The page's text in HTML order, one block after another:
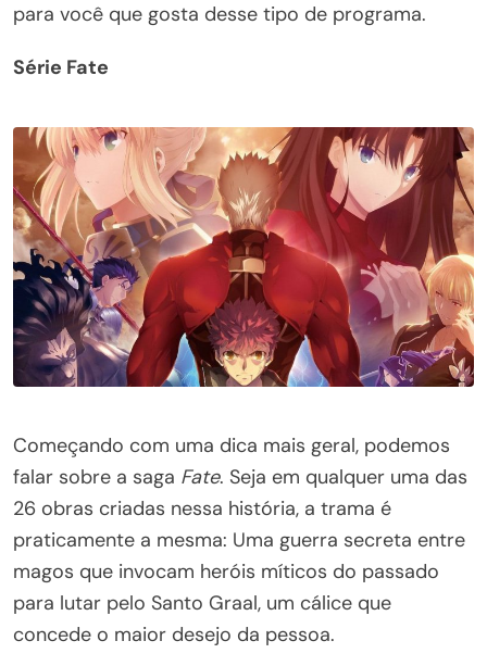
para você que gosta desse tipo de programa.
Série Fate
Começando com uma dica mais geral, podemos
falar sobre a saga Fate. Seja em qualquer uma das
26 obras criadas nessa história, a trama é
praticamente a mesma: Uma guerra secreta entre
magos que invocam heróis míticos do passado
para lutar pelo Santo Graal, um cálice que
concede o maior desejo da pessoa.